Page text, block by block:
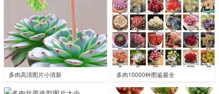
多肉高清图片小清新 多肉10000种图鉴最全